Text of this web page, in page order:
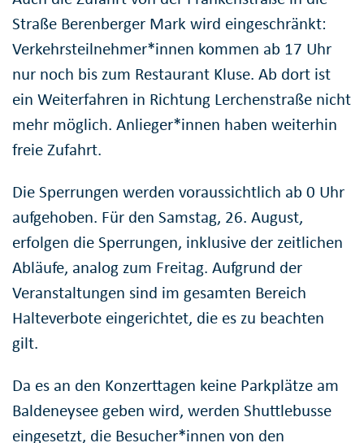
Straße Berenberger Mark wird eingeschränkt:
Verkehrsteilnehmer*innen kommen ab 17 Uhr
nur noch bis zum Restaurant Kluse. Ab dort ist
ein Weiterfahren in Richtung Lerchenstraße nicht
mehr möglich. Anlieger*innen haben weiterhin
freie Zufahrt.
Die Sperrungen werden voraussichtlich ab 0 Uhr
aufgehoben. Für den Samstag, 26. August,
erfolgen die Sperrungen, inklusive der zeitlichen
Abläufe, analog zum Freitag. Aufgrund der
Veranstaltungen sind im gesamten Bereich
Halteverbote eingerichtet, die es zu beachten
gilt.
Da es an den Konzerttagen keine Parkplätze am
Baldeneysee geben wird, werden Shuttlebusse
eingesetzt, die Besucher*innen von den